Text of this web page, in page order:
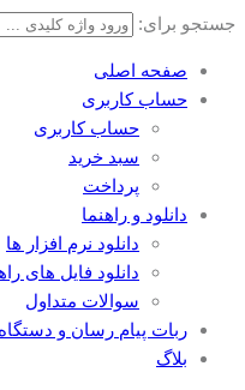
جستجو برای:
صفحه اصلی
حساب کاربری
حساب کاربری
سبد خرید
پرداخت
دانلود و راهنما
دانلود نرم افزار ها
دانلود فایل های
سوالات متداول
ربات پیام رسان و دستگاه SMSBAN
بلاگ